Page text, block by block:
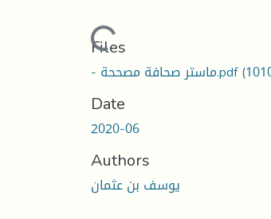
Loading...
Files
- ماستر صحافة مصححة.pdf
Date
2020-06
Authors
يوسف بن عثمان